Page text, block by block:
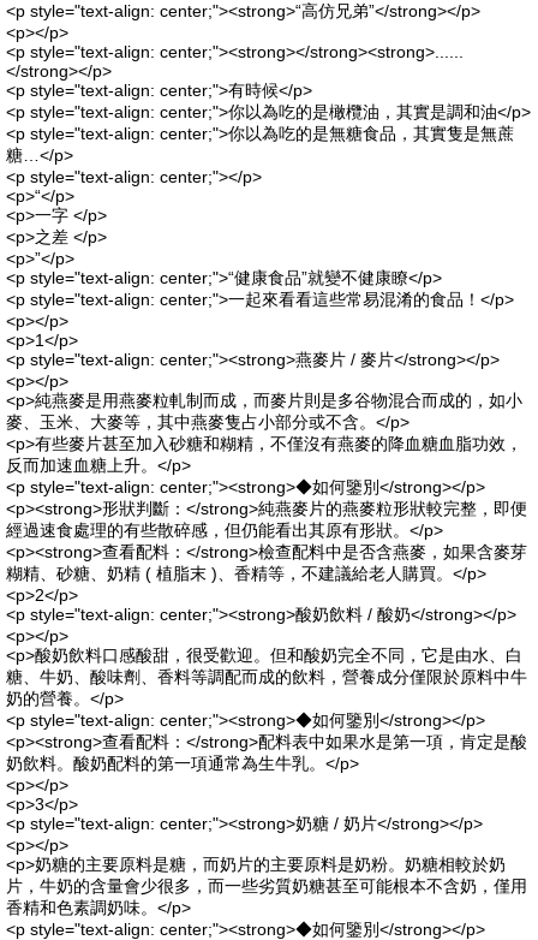
<p style="text-align: center;"><strong>“高仿兄弟”</strong></p>
<p></p>
<p style="text-align: center;"><strong></strong><strong>......
</strong></p>
<p style="text-align: center;">有時候</p>
<p style="text-align: center;">你以為吃的是橄欖油，其實是調和油</p>
<p style="text-align: center;">你以為吃的是無糖食品，其實隻是無蔗
糖…</p>
<p style="text-align: center;"></p>
<p>“</p>
<p>一字 </p>
<p>之差 </p>
<p>”</p>
<p style="text-align: center;">“健康食品”就變不健康瞭</p>
<p style="text-align: center;">一起來看看這些常易混淆的食品！</p>
<p></p>
<p>1</p>
<p style="text-align: center;"><strong>燕麥片 / 麥片</strong></p>
<p></p>
<p>純燕麥是用燕麥粒軋制而成，而麥片則是多谷物混合而成的，如小
麥、玉米、大麥等，其中燕麥隻占小部分或不含。</p>
<p>有些麥片甚至加入砂糖和糊精，不僅沒有燕麥的降血糖血脂功效，
反而加速血糖上升。</p>
<p style="text-align: center;"><strong>◆如何鑒別</strong></p>
<p><strong>形狀判斷：</strong>純燕麥片的燕麥粒形狀較完整，即便
經過速食處理的有些散碎感，但仍能看出其原有形狀。</p>
<p><strong>查看配料：</strong>檢查配料中是否含燕麥，如果含麥芽
糊精、砂糖、奶精 ( 植脂末 )、香精等，不建議給老人購買。</p>
<p>2</p>
<p style="text-align: center;"><strong>酸奶飲料 / 酸奶</strong></p>
<p></p>
<p>酸奶飲料口感酸甜，很受歡迎。但和酸奶完全不同，它是由水、白
糖、牛奶、酸味劑、香料等調配而成的飲料，營養成分僅限於原料中牛
奶的營養。</p>
<p style="text-align: center;"><strong>◆如何鑒別</strong></p>
<p><strong>查看配料：</strong>配料表中如果水是第一項，肯定是酸
奶飲料。酸奶配料的第一項通常為生牛乳。</p>
<p></p>
<p>3</p>
<p style="text-align: center;"><strong>奶糖 / 奶片</strong></p>
<p></p>
<p>奶糖的主要原料是糖，而奶片的主要原料是奶粉。奶糖相較於奶
片，牛奶的含量會少很多，而一些劣質奶糖甚至可能根本不含奶，僅用
香精和色素調奶味。</p>
<p style="text-align: center;"><strong>◆如何鑒別</strong></p>